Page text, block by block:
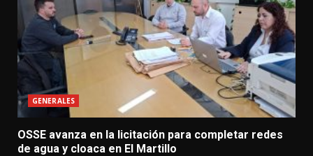
GENERALES
OSSE avanza en la licitación para completar redes
de agua y cloaca en El Martillo